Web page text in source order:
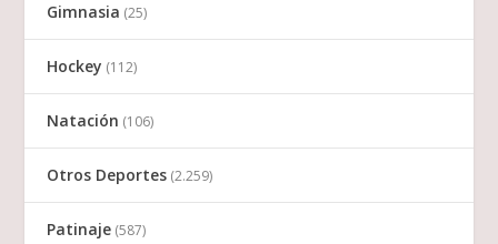
Gimnasia (25)
Hockey (112)
Natación (106)
Otros Deportes (2.259)
Patinaje (587)